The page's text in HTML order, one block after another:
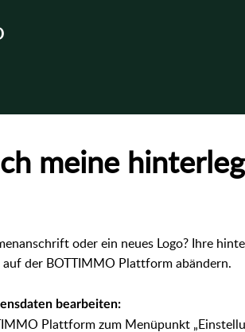
meine
oder ein neues Logo? Ihre
der BOTTIMMO Plattform abändern.
bearbeiten:
Plattform zum Menüpunkt